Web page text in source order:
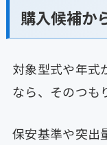
購入候補か
対象型式や年式
なら、そのつも
保安基準や突出